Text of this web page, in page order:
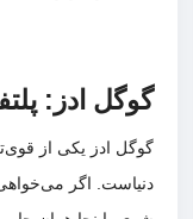
گوگل ادز:
دنیاست. اگر